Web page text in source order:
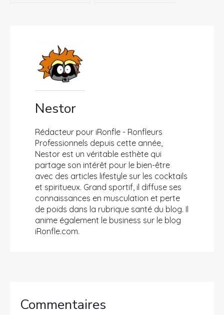
Nestor
Rédacteur pour iRonfle - Ronfleurs
Professionnels depuis cette année,
Nestor est un véritable esthète qui
partage son intérêt pour le bien-être
avec des articles lifestyle sur les cocktails
et spiritueux. Grand sportif, il diffuse ses
connaissances en musculation et perte
de poids dans la rubrique santé du blog. Il
anime également le business sur le blog
iRonfle.com.
Commentaires